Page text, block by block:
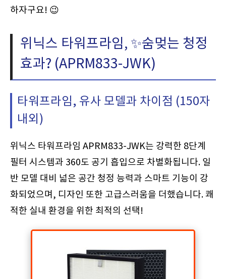
하자구요! 😉
위닉스 타워프라임, ✨숨멎는 청정
효과? (APRM833-JWK)
타워프라임, 유사 모델과 차이점 (150자
내외)
위닉스 타워프라임 APRM833-JWK는 강력한 8단계
필터 시스템과 360도 공기 흡입으로 차별화됩니다. 일
반 모델 대비 넓은 공간 청정 능력과 스마트 기능이 강
화되었으며, 디자인 또한 고급스러움을 더했습니다. 쾌
적한 실내 환경을 위한 최적의 선택!